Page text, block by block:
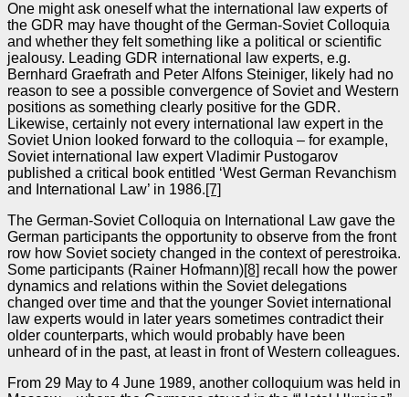
One might ask oneself what the international law experts of
the GDR may have thought of the German-Soviet Colloquia
and whether they felt something like a political or scientific
jealousy. Leading GDR international law experts, e.g.
Bernhard Graefrath and Peter Alfons Steiniger, likely had no
reason to see a possible convergence of Soviet and Western
positions as something clearly positive for the GDR.
Likewise, certainly not every international law expert in the
Soviet Union looked forward to the colloquia – for example,
Soviet international law expert Vladimir Pustogarov
published a critical book entitled ‘West German Revanchism
and International Law’ in 1986. [7]
The German-Soviet Colloquia on International Law gave the
German participants the opportunity to observe from the front
row how Soviet society changed in the context of perestroika.
Some participants (Rainer Hofmann) [8] recall how the power
dynamics and relations within the Soviet delegations
changed over time and that the younger Soviet international
law experts would in later years sometimes contradict their
older counterparts, which would probably have been
unheard of in the past, at least in front of Western colleagues.
From 29 May to 4 June 1989, another colloquium was held in